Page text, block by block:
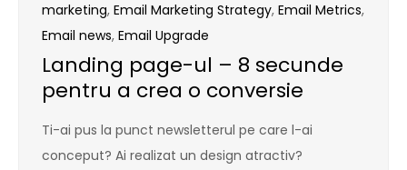
marketing, Email Marketing Strategy, Email Metrics,
Email news, Email Upgrade
Landing page-ul – 8 secunde
pentru a crea o conversie
Ti-ai pus la punct newsletterul pe care l-ai
conceput? Ai realizat un design atractiv?